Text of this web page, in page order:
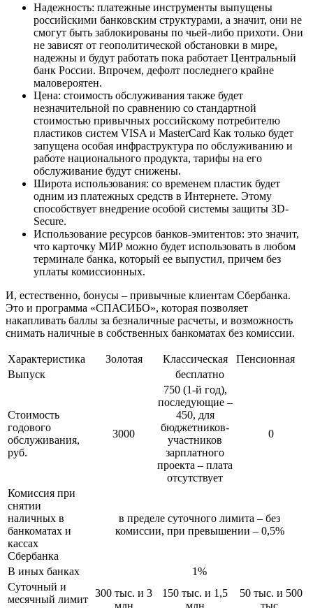
Надежность: платежные инструменты выпущены
российскими банковским структурами, а значит, они не
смогут быть заблокированы по чьей-либо прихоти. Они
не зависят от геополитической обстановки в мире,
надежны и будут работать пока работает Центральный
банк России. Впрочем, дефолт последнего крайне
маловероятен.
Цена: стоимость обслуживания также будет
незначительной по сравнению со стандартной
стоимостью привычных российскому потребителю
пластиков систем VISA и MasterCard Как только будет
запущена особая инфраструктура по обслуживанию и
работе национального продукта, тарифы на его
обслуживание будут снижены.
Широта использования: со временем пластик будет
одним из платежных средств в Интернете. Этому
способствует внедрение особой системы защиты 3D-
Secure.
Использование ресурсов банков-эмитентов: это значит,
что карточку МИР можно будет использовать в любом
терминале банка, который ее выпустил, причем без
уплаты комиссионных.
И, естественно, бонусы – привычные клиентам Сбербанка.
Это и программа «СПАСИБО», которая позволяет
накапливать баллы за безналичные расчеты, и возможность
снимать наличные в собственных банкоматах без комиссии.
Характеристика Золотая Классическая
Пенсионная
Выпуск
бесплатно
Стоимость
годового
обслуживания,
руб.
3000
750 (1-й год),
последующие –
450, для
бюджетников-
участников
зарплатного
проекта – плата
отсутствует
0
Комиссия при
снятии
наличных в
банкоматах и
кассах
Сбербанка
в пределе суточного лимита – без
комиссии, при превышении – 0,5%
В иных банках
1%
Суточный и
месячный лимит
300 тыс. и 3
млн
150 тыс. и 1,5
млн
50 тыс. и 500
тыс.